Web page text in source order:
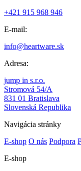
+421 915 968 946
E-mail:
info@heartware.sk
Adresa:
jump in s.r.o.
Stromová 54/A
831 01 Bratislava
Slovenská Republika
Navigácia stránky
E-shop O nás Podpora
E-shop